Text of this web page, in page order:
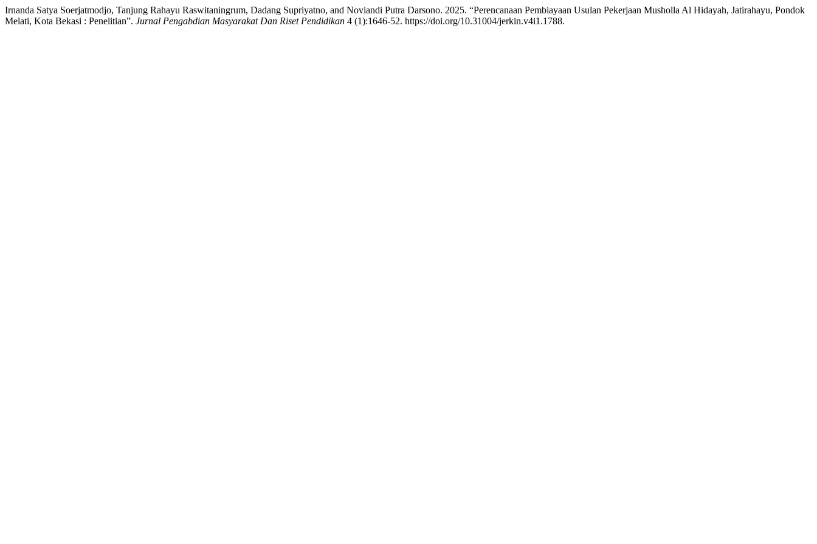
Irnanda Satya Soerjatmodjo, Tanjung Rahayu Raswitaningrum, Dadang Supriyatno, and Noviandi Putra Darsono. 2025. “Perencanaan Pembiayaan Usulan Pekerjaan Musholla Al Hidayah, Jatirahayu, Pondok
Melati, Kota Bekasi : Penelitian”. Jurnal Pengabdian Masyarakat Dan Riset Pendidikan 4 (1):1646-52. https://doi.org/10.31004/jerkin.v4i1.1788.